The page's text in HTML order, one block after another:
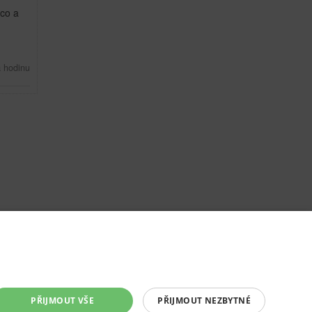
a
hodinu
PŘIJMOUT VŠE PŘIJMOUT NEZBYTNÉ